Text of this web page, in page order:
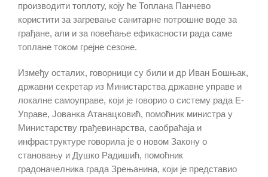
производити топлоту, коју ће Топлана Панчево
користити за загревање санитарне потрошне воде за
грађане, али и за повећање ефикасности рада саме
топлане током грејне сезоне.
Између осталих, говорници су били и др Иван Бошњак,
државни секретар из Министарства државне управе и
локалне самоуправе, који је говорио о систему рада Е-
Управе, Јованка Атанацковић, помоћник министра у
Министарству грађевинарства, саобраћаја и
инфраструктуре говорила је о новом Закону о
становању и Душко Радишић, помоћник
градоначелника града Зрењанина, који је представио